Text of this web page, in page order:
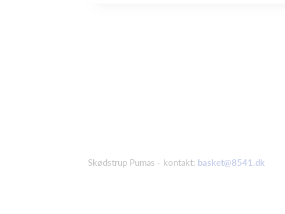
Skødstrup Pumas - kontakt: basket@8541.dk